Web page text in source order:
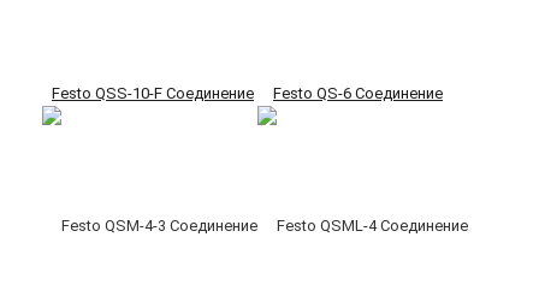
Festo QSS-10-F Соединение Festo QS-6 Соединение